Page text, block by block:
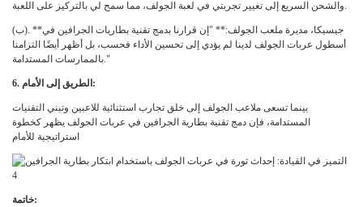
والشحن السريع إلى تغيير تجربتي في لعبة الجولف، مما سمح لي بالتركيز على اللعبة.
(ب). **جيسيكا، مديرة ملعب الجولف:** "إن قرارنا بدمج تقنية بطاريات الجرافين في
أسطول عربات الجولف لدينا لم يؤدي إلى تحسين الأداء فحسب، بل أظهر أيضًا التزامنا
بالممارسات المستدامة."
6. الطريق إلى الأمام:
بينما تسعى ملاعب الجولف إلى خلق تجارب استثنائية للاعبين وتبني التقنيات
المستدامة، فإن دمج تقنية بطارية الجرافين في عربات الجولف يظهر كخطوة
خاتمة: